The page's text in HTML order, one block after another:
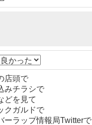
店頭で
みチラシで
どを見て
クガルドで
ーラップ情報局Twitterで